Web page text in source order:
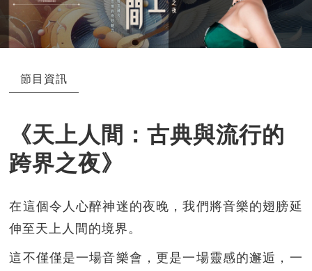
節目資訊
《天上人間：古典與流行的
跨界之夜》
在這個令人心醉神迷的夜晚，我們將音樂的翅膀延
伸至天上人間的境界。
這不僅僅是一場音樂會，更是一場靈感的邂逅，一